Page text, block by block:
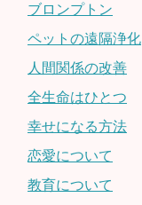
ブロンプトン
ペットの遠隔浄化
人間関係の改善
全生命はひとつ
幸せになる方法
恋愛について
教育について